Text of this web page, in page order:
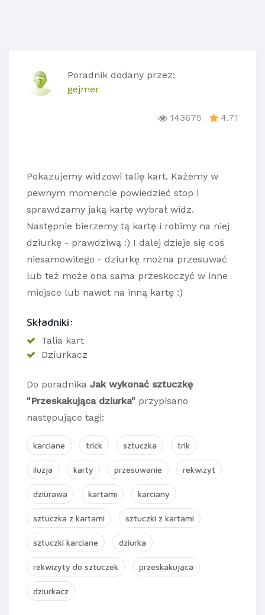
Poradnik dodany przez:
gejmer
143675 4.71
Pokazujemy widzowi talię kart. Każemy w
pewnym momencie powiedzieć stop i
sprawdzamy jaką kartę wybrał widz.
Następnie bierzemy tą kartę i robimy na niej
dziurkę - prawdziwą :) I dalej dzieje się coś
niesamowitego - dziurkę można przesuwać
lub też może ona sama przeskoczyć w inne
miejsce lub nawet na inną kartę :)
Składniki:
Talia kart
Dziurkacz
Do poradnika Jak wykonać sztuczkę
"Przeskakująca dziurka" przypisano
następujące tagi:
karciane trick sztuczka trik
iluzja karty przesuwanie rekwizyt
dziurawa kartami karciany
sztuczka z kartami sztuczki z kartami
sztuczki karciane dziurka
rekwizyty do sztuczek przeskakująca
dziurkacz